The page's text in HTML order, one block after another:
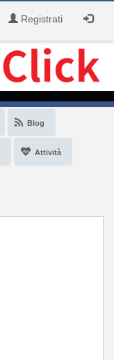
Registrati
Blog
Attività